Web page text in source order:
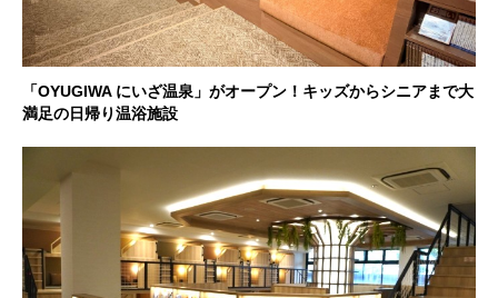
「OYUGIWA にいざ温泉」がオープン！キッズからシニアまで大
満足の日帰り温浴施設